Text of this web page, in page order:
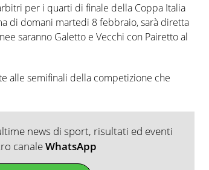
per i quarti di finale della Coppa Italia
di domani martedi 8 febbraio, sarà diretta
saranno Galetto e Vecchi con Pairetto al
alle semifinali della competizione che
news di sport, risultati ed eventi
canaleWhatsApp